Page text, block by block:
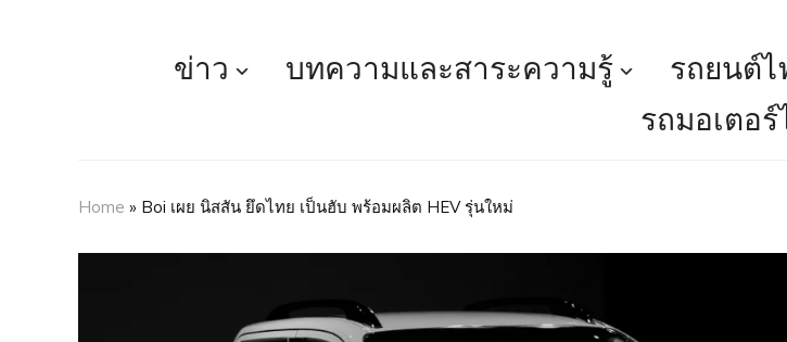
ข่าว บทความและสาระความรู้ รถยนต์
รถมอเตอ
Home » Boi เผย นิสสัน ยึดไทย เป็นฮับ พร้อมผลิต HEV รุ่นใหม่